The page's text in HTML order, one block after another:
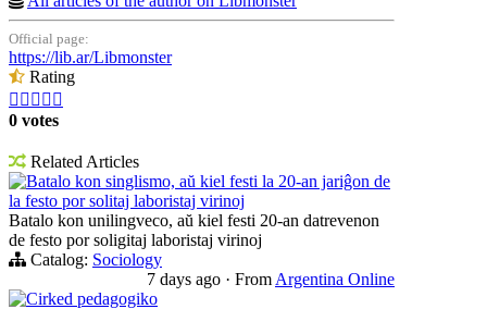
Official page:
https://lib.ar/Libmonster
Rating
    
0 votes
Related Articles
Batalo kon singlismo, aŭ kiel festi la 20-an jariĝon de
la festo por solitaj laboristaj virinoj
Batalo kon unilingveco, aŭ kiel festi 20-an datrevenon
de festo por soligitaj laboristaj virinoj
Catalog: Sociology
7 days ago · From Argentina Online
Cirked pedagogiko